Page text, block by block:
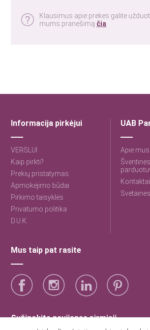
Klausimus apie prekes galite
mums pranešimą čia
Informacija pirkėjui
VERSLUI
Kaip pirkti?
Prekių pristatymas
Apmokėjimo būdai
Pirkimo taisyklės
Privatumo politika
D.U.K.
UAB
Apie mus
Kontaktai
Mus taip pat rasite
Sužinokite naujienas pirmieji